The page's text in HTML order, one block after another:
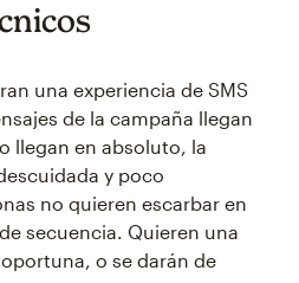
una experiencia de SMS
de la campaña llegan
llegan en absoluto, la
y poco
no quieren escarbar en
secuencia. Quieren una
o se darán de